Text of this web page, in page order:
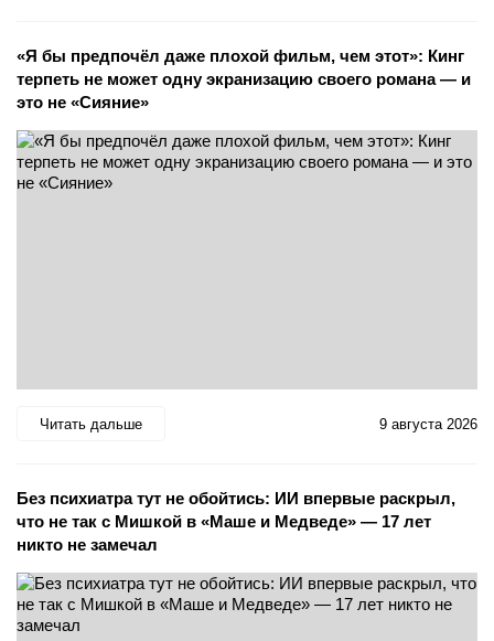
«Я бы предпочёл даже плохой фильм, чем этот»: Кинг
терпеть не может одну экранизацию своего романа — и
это не «Сияние»
Читать дальше 9 августа 2026
Без психиатра тут не обойтись: ИИ впервые раскрыл,
что не так с Мишкой в «Маше и Медведе» — 17 лет
никто не замечал